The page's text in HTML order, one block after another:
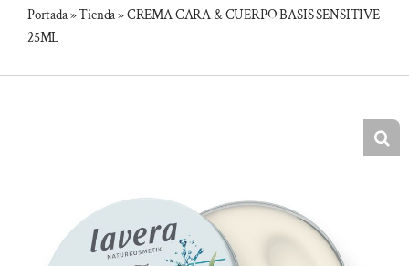
Portada»Tienda»CREMA CARA & CUERPO BASIS SENSITIVE
25ML